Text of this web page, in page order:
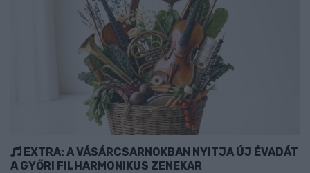
EXTRA: A VÁSÁRCSARNOKBAN NYITJA ÚJ ÉVADÁT
A GYŐRI FILHARMONIKUS ZENEKAR